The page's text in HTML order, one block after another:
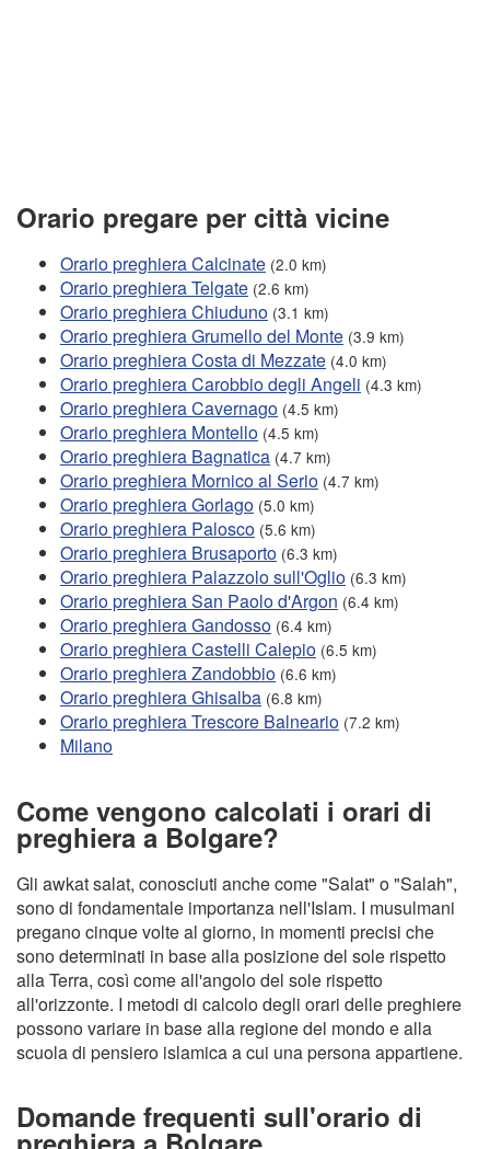
Orario pregare per città vicine
Orario preghiera Calcinate (2.0 km)
Orario preghiera Telgate (2.6 km)
Orario preghiera Chiuduno (3.1 km)
Orario preghiera Grumello del Monte (3.9 km)
Orario preghiera Costa di Mezzate (4.0 km)
Orario preghiera Carobbio degli Angeli (4.3 km)
Orario preghiera Cavernago (4.5 km)
Orario preghiera Montello (4.5 km)
Orario preghiera Bagnatica (4.7 km)
Orario preghiera Mornico al Serio (4.7 km)
Orario preghiera Gorlago (5.0 km)
Orario preghiera Palosco (5.6 km)
Orario preghiera Brusaporto (6.3 km)
Orario preghiera Palazzolo sull'Oglio (6.3 km)
Orario preghiera San Paolo d'Argon (6.4 km)
Orario preghiera Gandosso (6.4 km)
Orario preghiera Castelli Calepio (6.5 km)
Orario preghiera Zandobbio (6.6 km)
Orario preghiera Ghisalba (6.8 km)
Orario preghiera Trescore Balneario (7.2 km)
Milano
Come vengono calcolati i orari di
preghiera a Bolgare?
Gli awkat salat, conosciuti anche come "Salat" o "Salah",
sono di fondamentale importanza nell'Islam. I musulmani
pregano cinque volte al giorno, in momenti precisi che
sono determinati in base alla posizione del sole rispetto
alla Terra, così come all'angolo del sole rispetto
all'orizzonte. I metodi di calcolo degli orari delle preghiere
possono variare in base alla regione del mondo e alla
scuola di pensiero islamica a cui una persona appartiene.
Domande frequenti sull'orario di